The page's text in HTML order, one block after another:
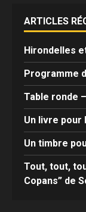
ARTICLES
Hirondelles
Programme
Table ronde
Un livre pour
Un timbre
Tout, tout,
Copans” de